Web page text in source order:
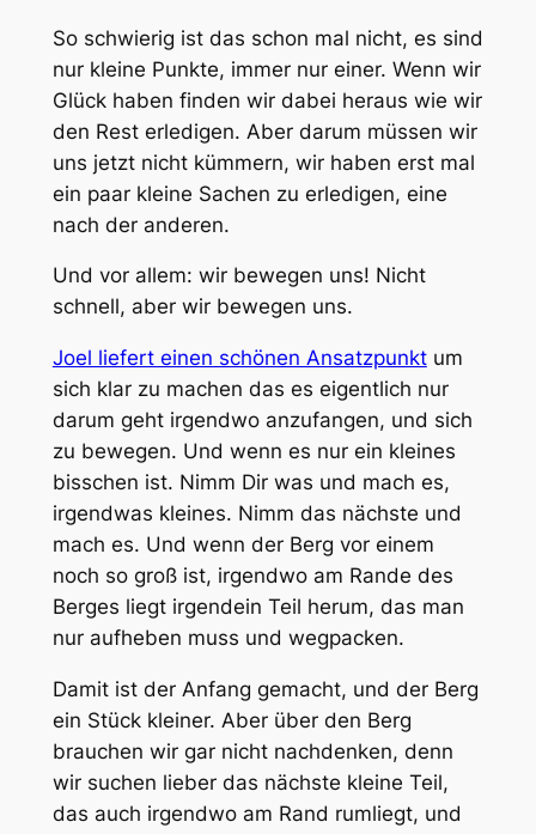
So schwierig ist das schon mal nicht, es sind
nur kleine Punkte, immer nur einer. Wenn wir
Glück haben finden wir dabei heraus wie wir
den Rest erledigen. Aber darum müssen wir
uns jetzt nicht kümmern, wir haben erst mal
ein paar kleine Sachen zu erledigen, eine
nach der anderen.
Und vor allem: wir bewegen uns! Nicht
schnell, aber wir bewegen uns.
Joel liefert einen schönen Ansatzpunktum
sich klar zu machen das es eigentlich nur
darum geht irgendwo anzufangen, und sich
zu bewegen. Und wenn es nur ein kleines
bisschen ist. Nimm Dir was und mach es,
irgendwas kleines. Nimm das nächste und
mach es. Und wenn der Berg vor einem
noch so groß ist, irgendwo am Rande des
Berges liegt irgendein Teil herum, das man
nur aufheben muss und wegpacken.
Damit ist der Anfang gemacht, und der Berg
ein Stück kleiner. Aber über den Berg
brauchen wir gar nicht nachdenken, denn
wir suchen lieber das nächste kleine Teil,
das auch irgendwo am Rand rumliegt, und